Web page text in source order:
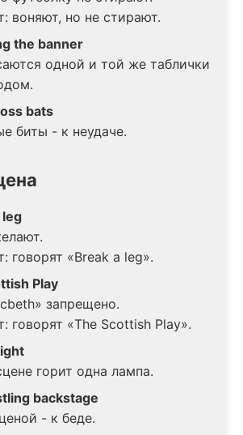
воняют, но не стирают.
the banner
одной и той же таблички
bats
биты - к неудаче.
leg
говорят «Break a leg».
Play
запрещено.
говорят «The Scottish Play».
горит одна лампа.
backstage
- к беде.